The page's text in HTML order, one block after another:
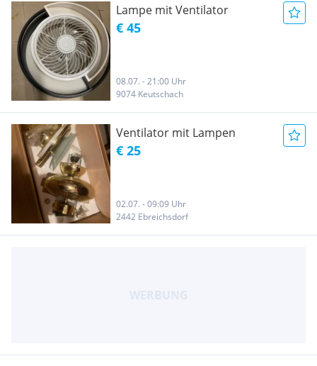
Lampe mit Ventilator
€ 45
08.07. - 21:00 Uhr
9074 Keutschach
Ventilator mit Lampen
€ 25
02.07. - 09:09 Uhr
2442 Ebreichsdorf